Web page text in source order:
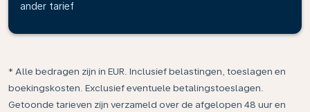
ander tarief
* Alle bedragen zijn in EUR. Inclusief belastingen, toeslagen en
boekingskosten. Exclusief eventuele betalingstoeslagen.
Getoonde tarieven zijn verzameld over de afgelopen 48 uur en